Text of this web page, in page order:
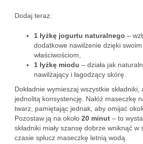
Dodaj teraz:
1 łyżkę jogurtu naturalnego –
dodatkowe nawilżenie dzięki
właściwościom,
1 łyżkę miodu – działa jak
nawilżający i łagodzący skórę.
Dokładnie wymieszaj wszystkie składniki,
jednolitą konsystencję. Nałóż maseczkę
twarz, pamiętając jednak, aby omijać
Pozostaw ją na około 20 minut – to
składniki miały szansę dobrze wniknąć w
czasie spłucz maseczkę letnią wodą.